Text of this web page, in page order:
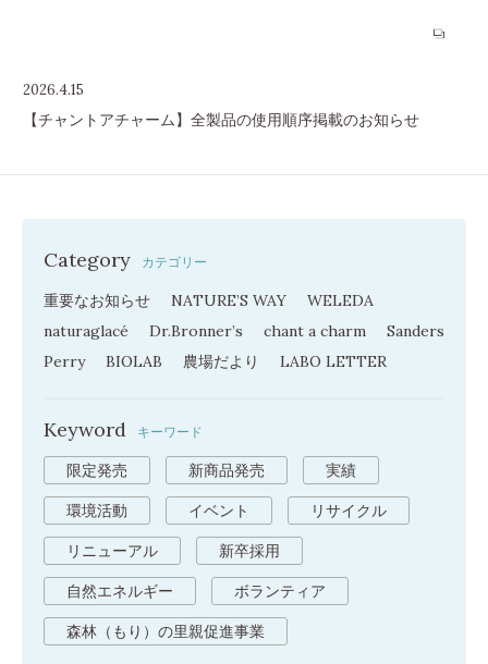
2026.4.15
【チャントアチャーム】全製品の使用順序掲載のお知らせ
Category カテゴリー
重要なお知らせ NATURE’S WAY
WELEDA
naturaglacé
Dr.Bronner’s chant a charm
Sanders
Perry
BIOLAB 農場だより LABO LETTER
Keyword キーワード
限定発売 新商品発売 実績
環境活動 イベント リサイクル
リニューアル 新卒採用
自然エネルギー ボランティア
森林（もり）の里親促進事業